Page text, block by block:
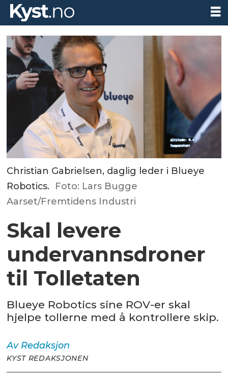
Christian Gabrielsen, daglig leder i Blueye
Robotics. Foto: Lars Bugge
Aarset/Fremtidens Industri
Skal levere
undervannsdroner
til Tolletaten
Blueye Robotics sine ROV-er skal
hjelpe tollerne med å kontrollere skip.
Av Redaksjon
KYST REDAKSJONEN